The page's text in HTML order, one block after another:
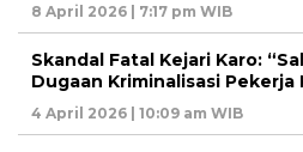
8 April 2026 | 7:17 pm WIB
Skandal Fatal Kejari Karo:
Dugaan Kriminalisasi
4 April 2026 | 10:09 am WIB